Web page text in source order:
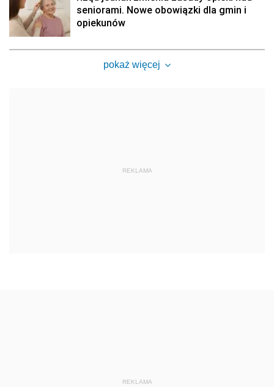
seniorami. Nowe obowiązki dla gmin i
opiekunów
pokaż więcej
REKLAMA
REKLAMA